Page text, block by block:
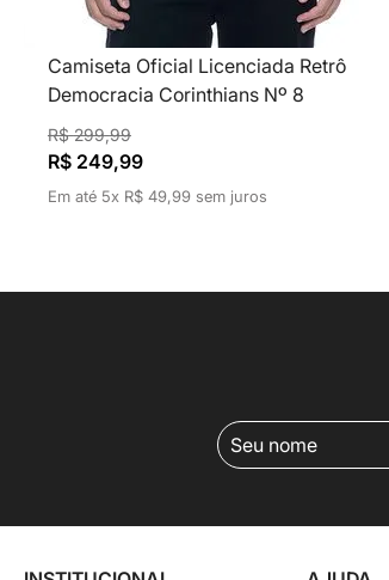
Camiseta Oficial Licenciada Retrô
Democracia Corinthians Nº 8
R$ 299,99
R$ 249,99
Em até 5x R$ 49,99sem juros